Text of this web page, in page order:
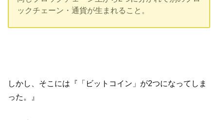
ックチェーン・通貨が生まれること。
しかし、そこには『「ビットコイン」が2つになってしま
った。』